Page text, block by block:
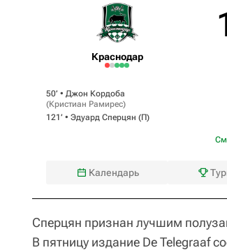
Краснодар
50‎’‎ • Джон Кордоба
(Кристиан Рамирес)
121‎’‎ • Эдуард Сперцян (П)
Календарь
Сперцян признан лучшим
В пятницу издание De Telegraaf